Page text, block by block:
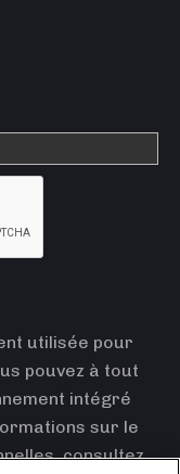
utilisée pour
pouvez à tout
intégré
sur le
consultez